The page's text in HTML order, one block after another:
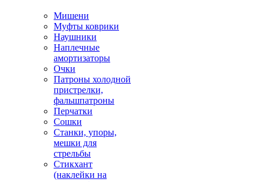
Мишени
Муфты коврики
Наушники
Наплечные
амортизаторы
Очки
Патроны холодной
пристрелки,
фальшпатроны
Перчатки
Сошки
Станки, упоры,
мешки для
стрельбы
Стикхант
(наклейки на